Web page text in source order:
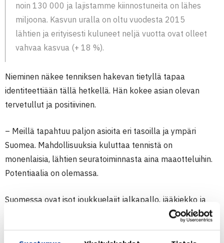
noin 130 000 ja lajistamme kiinnostuneita on lähes
miljoona. Kasvun uralla on oltu vuodesta 2015
lähtien ja erityisesti kuluneet neljä vuotta ovat olleet
vahvaa kasvua (+ 18 %).
Nieminen näkee tenniksen hakevan tietyllä tapaa
identiteettiään tällä hetkellä. Hän kokee asian olevan
tervetullut ja positiivinen.
– Meillä tapahtuu paljon asioita eri tasoilla ja ympäri
Suomea. Mahdollisuuksia kuluttaa tennistä on
monenlaisia, lähtien seuratoiminnasta aina maaotteluihin.
Potentiaalia on olemassa.
Suomessa ovat isot joukkuelajit jalkapallo, jääkiekko ja
koripallo onnistuneet luomaan syvempiä merkityksiä.
– Susijengi, Huuhkajat, Helmarit ja Leijonat saavat aikaan